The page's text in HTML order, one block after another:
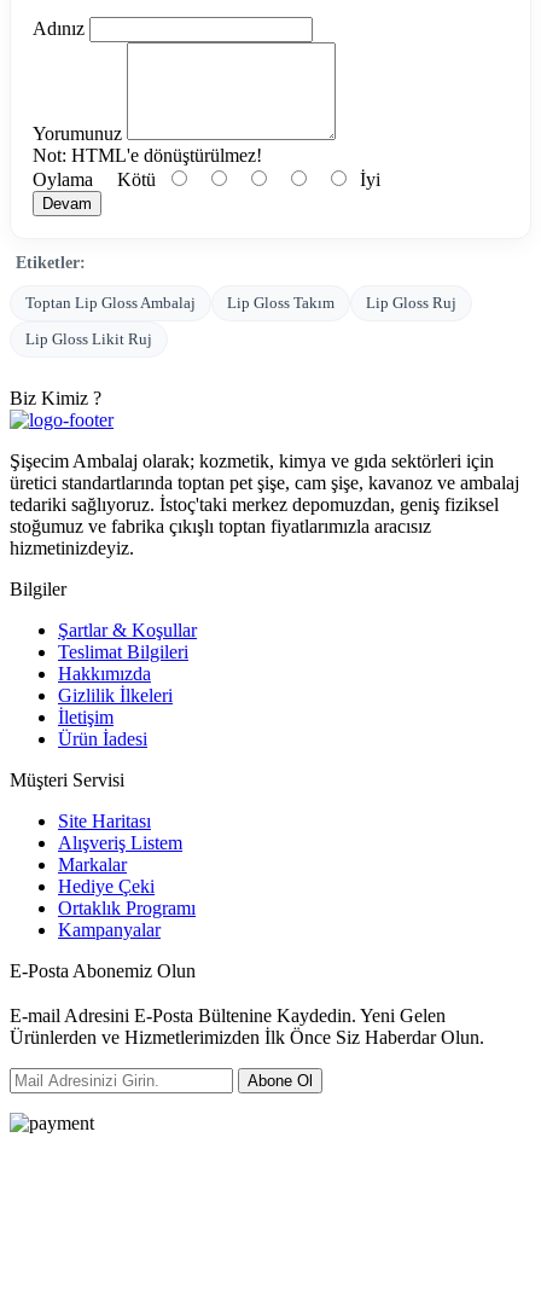
Adınız
Yorumunuz
Not: HTML'e dönüştürülmez!
Oylama Kötü İyi
Devam
Etiketler:
Toptan Lip Gloss Ambalaj Lip Gloss Takım
Lip Gloss Ruj
Lip Gloss Likit Ruj
Biz Kimiz ?
Şişecim Ambalaj olarak; kozmetik, kimya ve gıda sektörleri için
üretici standartlarında toptan pet şişe, cam şişe, kavanoz ve ambalaj
tedariki sağlıyoruz. İstoç'taki merkez depomuzdan, geniş fiziksel
stoğumuz ve fabrika çıkışlı toptan fiyatlarımızla aracısız
hizmetinizdeyiz.
Bilgiler
Şartlar & Koşullar
Teslimat Bilgileri
Hakkımızda
Gizlilik İlkeleri
İletişim
Ürün İadesi
Müşteri Servisi
Site Haritası
Alışveriş Listem
Markalar
Hediye Çeki
Ortaklık Programı
Kampanyalar
E-Posta Abonemiz Olun
E-mail Adresini E-Posta Bültenine Kaydedin. Yeni Gelen
Ürünlerden ve Hizmetlerimizden İlk Önce Siz Haberdar Olun.
Abone Ol